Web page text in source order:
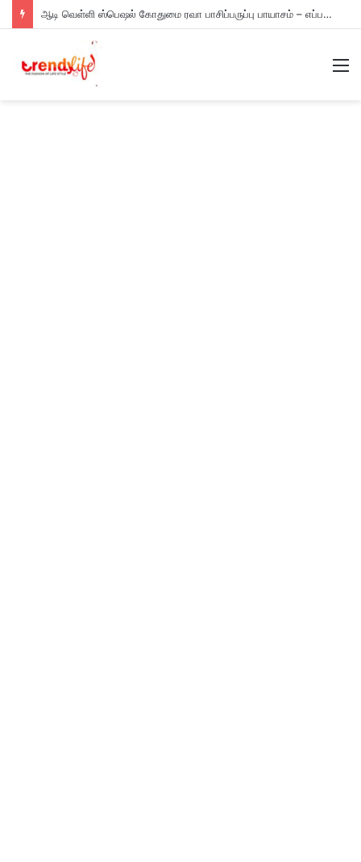
ஆடி வெள்ளி ஸ்பெஷல் கோதுமை ரவா பாசிப்பருப்பு பாயாசம் – எப்படி செய்யணும் தெரியுமா?